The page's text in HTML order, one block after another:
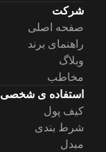
شرکت
صفحه اصلی
راهنمای برند
وبلاگ
مخاطب
استفاده ی شخصی
کیف پول
شرط بندی
مبدل